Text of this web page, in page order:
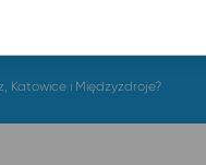
Katowice i Międzyzdroje?